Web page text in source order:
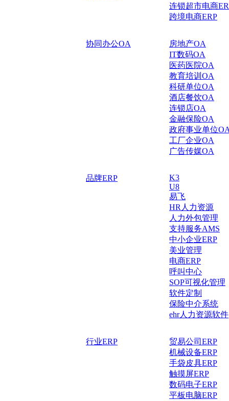
连锁超市电商
跨境电商ERP
协同办公OA
房地产OA
IT数码OA
医药医院OA
教育培训OA
科研单位OA
酒店餐饮OA
连锁店OA
金融保险OA
政府事业单位
工厂企业OA
广告传媒OA
品牌ERP
K3
U8
易飞
HR人力资源
人力外包管理
支持服务AMS
中小企业ERP
美业管理
电商ERP
呼叫中心
SOP可视化管理
软件定制
保险中介系统
ehr人力资源软件
行业ERP
贸易公司ERP
机械设备ERP
手袋皮具ERP
触摸屏ERP
数码电子ERP
平板电脑ERP